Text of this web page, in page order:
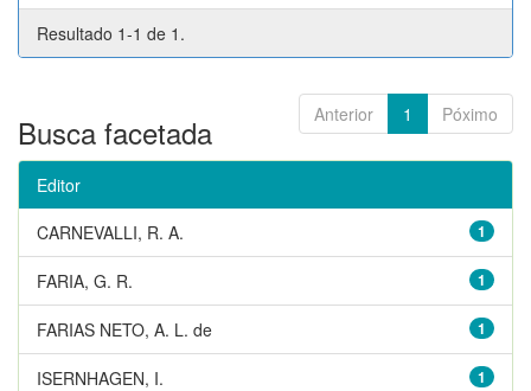
Resultado 1-1 de 1.
Anterior 1 Póximo
Busca facetada
Editor
1
CARNEVALLI, R. A.
1
FARIA, G. R.
1
FARIAS NETO, A. L. de
1
ISERNHAGEN, I.